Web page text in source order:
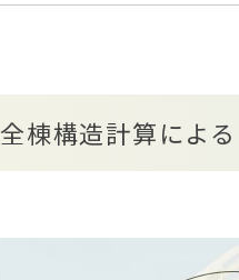
全棟構造計算によ